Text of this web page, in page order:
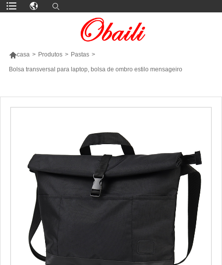
casa > Produtos > Pastas >
Bolsa transversal para laptop, bolsa de ombro estilo mensageiro